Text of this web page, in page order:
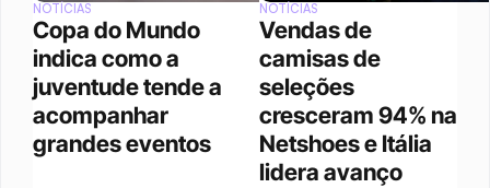
NOTÍCIAS
Copa do Mundo
indica como a
juventude tende a
acompanhar
grandes eventos
NOTÍCIAS
Vendas de
camisas de
seleções
cresceram 94% na
Netshoes e Itália
lidera avanço